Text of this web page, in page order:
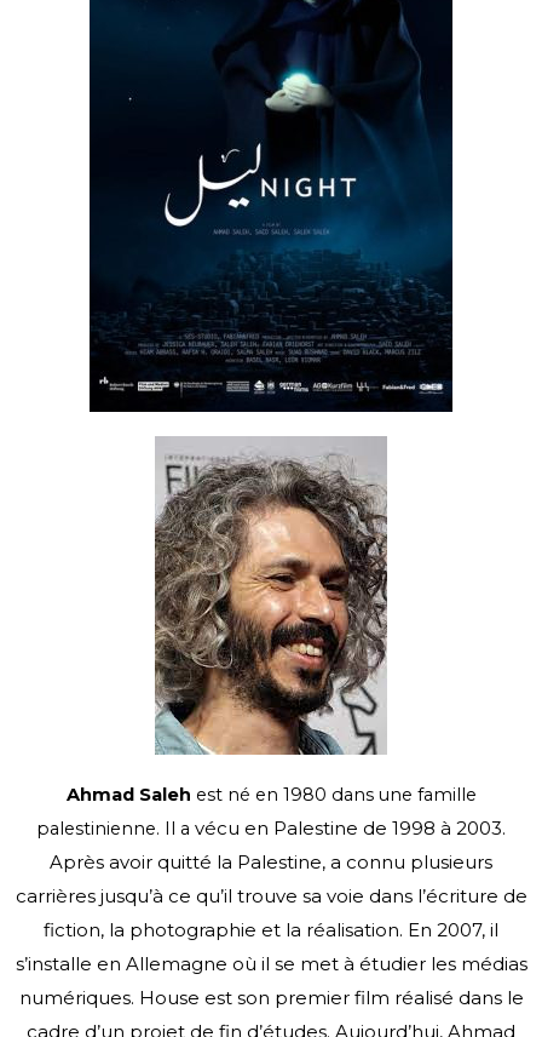
Ahmad Saleh est né en 1980 dans une famille
palestinienne. Il a vécu en Palestine de 1998 à 2003.
Après avoir quitté la Palestine, a connu plusieurs
carrières jusqu’à ce qu’il trouve sa voie dans l’écriture de
fiction, la photographie et la réalisation. En 2007, il
s’installe en Allemagne où il se met à étudier les médias
numériques. House est son premier film réalisé dans le
cadre d’un projet de fin d’études. Aujourd’hui, Ahmad